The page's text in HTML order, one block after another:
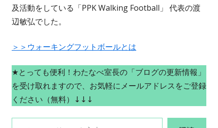
及活動をしている「PPK Walking Football」 代表の渡
辺敏弘でした。
＞＞ウォーキングフットボールとは
★とっても便利！わたなべ室長の「ブログの更新情報」
を受け取れますので、お気軽にメールアドレスをご登録
ください（無料）↓↓↓
メールアドレスを入力...